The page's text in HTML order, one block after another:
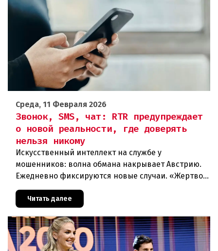
Среда, 11 Февраля 2026
Звонок, SMS, чат: RTR предупреждает
о новой реальности, где доверять
нельзя никому
Искусственный интеллект на службе у
мошенников: волна обмана накрывает Австрию.
Ежедневно фиксируются новые случаи. «Жертвой
интернете с использованием искус
Читать далее